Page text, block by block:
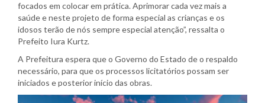
focados em colocar em prática. Aprimorar cada vez mais a
saúde e neste projeto de forma especial as crianças e os
idosos terão de nós sempre especial atenção”, ressalta o
Prefeito Iura Kurtz.
A Prefeitura espera que o Governo do Estado de o respaldo
necessário, para que os processos licitatórios possam ser
iniciados e posterior início das obras.